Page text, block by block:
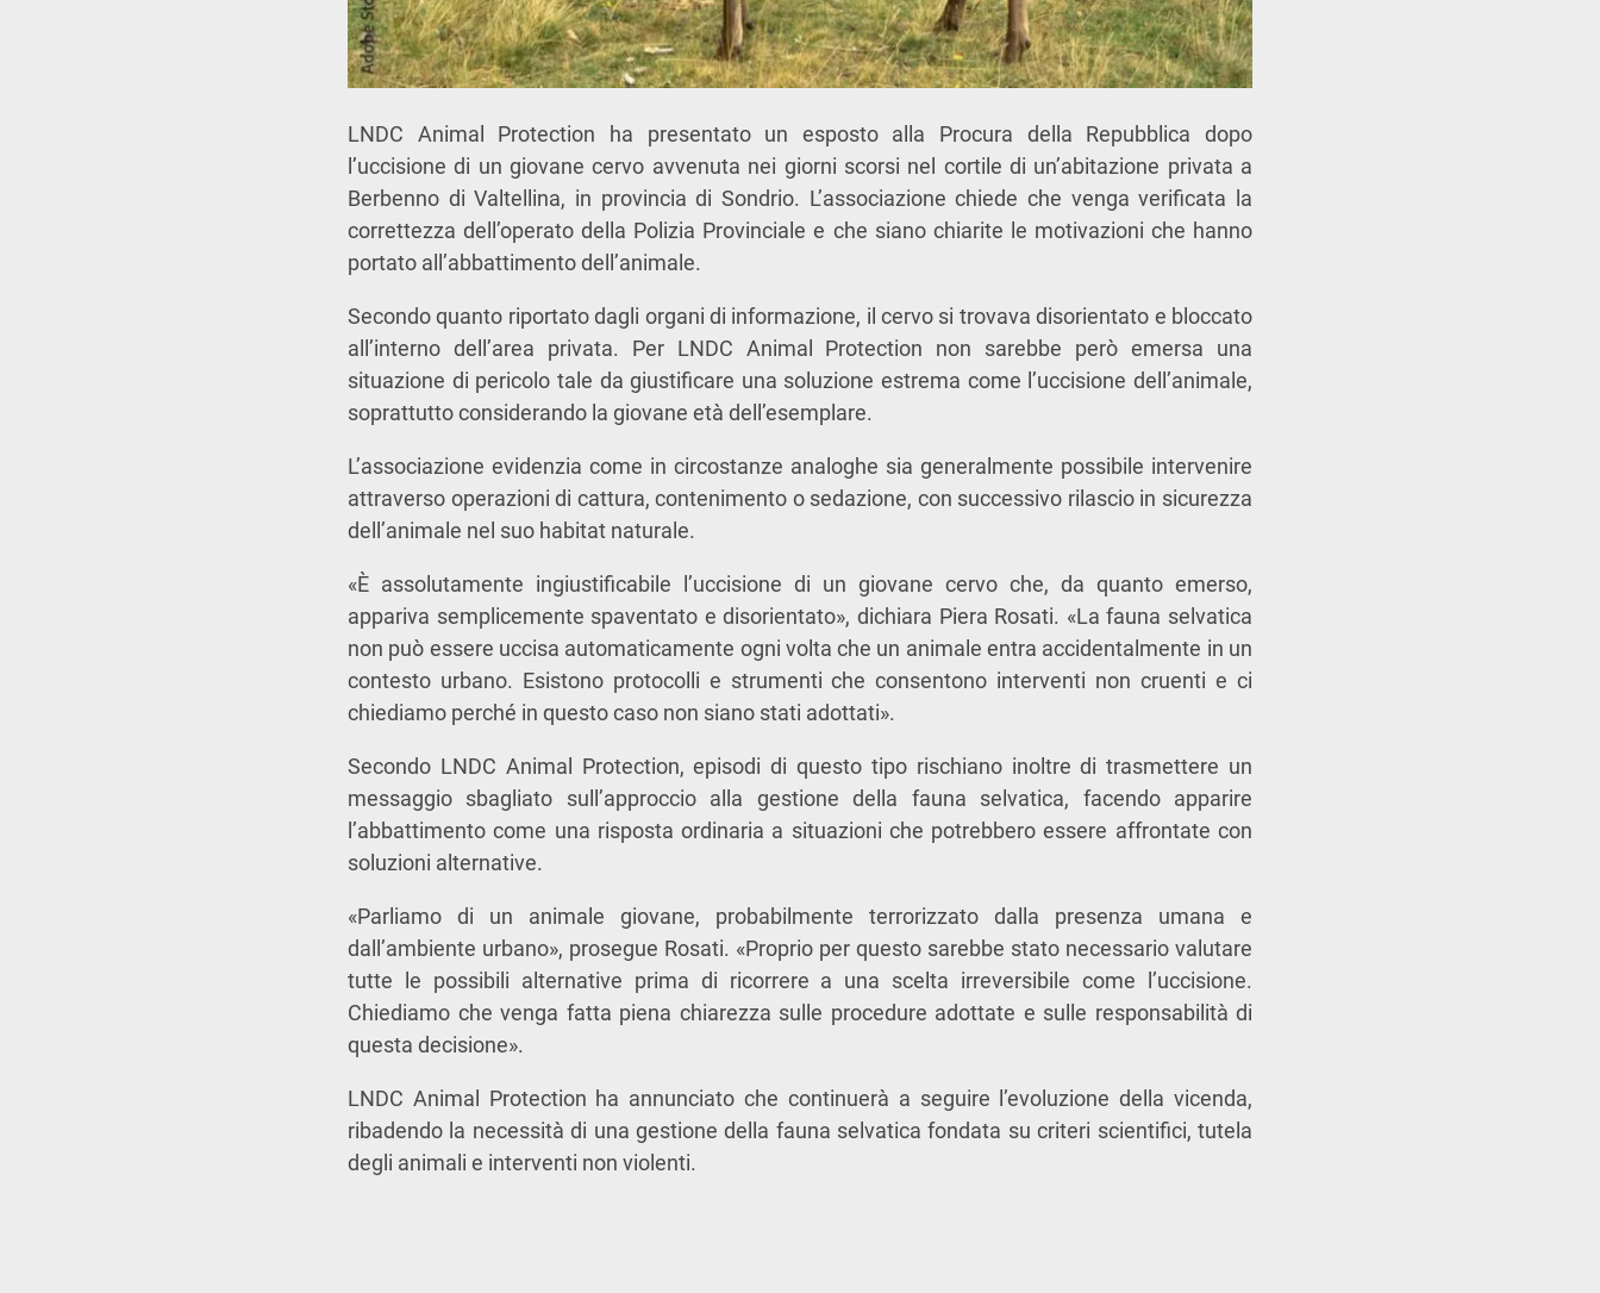
LNDC Animal Protection ha presentato un esposto alla Procura della Repubblica dopo
l’uccisione di un giovane cervo avvenuta nei giorni scorsi nel cortile di un’abitazione privata a
Berbenno di Valtellina, in provincia di Sondrio. L’associazione chiede che venga verificata la
correttezza dell’operato della Polizia Provinciale e che siano chiarite le motivazioni che hanno
portato all’abbattimento dell’animale.
Secondo quanto riportato dagli organi di informazione, il cervo si trovava disorientato e bloccato
all’interno dell’area privata. Per LNDC Animal Protection non sarebbe però emersa una
situazione di pericolo tale da giustificare una soluzione estrema come l’uccisione dell’animale,
soprattutto considerando la giovane età dell’esemplare.
L’associazione evidenzia come in circostanze analoghe sia generalmente possibile intervenire
attraverso operazioni di cattura, contenimento o sedazione, con successivo rilascio in sicurezza
dell’animale nel suo habitat naturale.
«È assolutamente ingiustificabile l’uccisione di un giovane cervo che, da quanto emerso,
appariva semplicemente spaventato e disorientato», dichiara Piera Rosati. «La fauna selvatica
non può essere uccisa automaticamente ogni volta che un animale entra accidentalmente in un
contesto urbano. Esistono protocolli e strumenti che consentono interventi non cruenti e ci
chiediamo perché in questo caso non siano stati adottati».
Secondo LNDC Animal Protection, episodi di questo tipo rischiano inoltre di trasmettere un
messaggio sbagliato sull’approccio alla gestione della fauna selvatica, facendo apparire
l’abbattimento come una risposta ordinaria a situazioni che potrebbero essere affrontate con
soluzioni alternative.
«Parliamo di un animale giovane, probabilmente terrorizzato dalla presenza umana e
dall’ambiente urbano», prosegue Rosati. «Proprio per questo sarebbe stato necessario valutare
tutte le possibili alternative prima di ricorrere a una scelta irreversibile come l’uccisione.
Chiediamo che venga fatta piena chiarezza sulle procedure adottate e sulle responsabilità di
questa decisione».
LNDC Animal Protection ha annunciato che continuerà a seguire l’evoluzione della vicenda,
ribadendo la necessità di una gestione della fauna selvatica fondata su criteri scientifici, tutela
degli animali e interventi non violenti.